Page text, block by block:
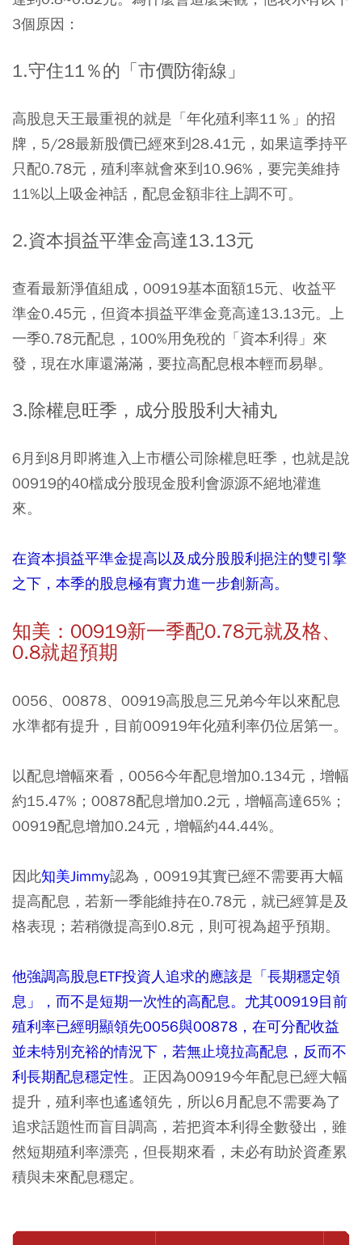
3個原因：
1.守住11％的「市價防衛線」
高股息天王最重視的就是「年化殖利率11％」的招
牌，5/28最新股價已經來到28.41元，如果這季持平
只配0.78元，殖利率就會來到10.96%，要完美維持
11%以上吸金神話，配息金額非往上調不可。
2.資本損益平準金高達13.13元
查看最新淨值組成，00919基本面額15元、收益平
準金0.45元，但資本損益平準金竟高達13.13元。上
一季0.78元配息，100%用免稅的「資本利得」來
發，現在水庫還滿滿，要拉高配息根本輕而易舉。
3.除權息旺季，成分股股利大補丸
6月到8月即將進入上市櫃公司除權息旺季，也就是說
00919的40檔成分股現金股利會源源不絕地灌進
來。
在資本損益平準金提高以及成分股股利挹注的雙引擎
之下，本季的股息極有實力進一步創新高。
知美：00919新一季配0.78元就及格、
0.8就超預期
0056、00878、00919高股息三兄弟今年以來配息
水準都有提升，目前00919年化殖利率仍位居第一。
以配息增幅來看，0056今年配息增加0.134元，增幅
約15.47%；00878配息增加0.2元，增幅高達65%；
00919配息增加0.24元，增幅約44.44%。
因此知美Jimmy認為，00919其實已經不需要再大幅
提高配息，若新一季能維持在0.78元，就已經算是及
格表現；若稍微提高到0.8元，則可視為超乎預期。
他強調高股息ETF投資人追求的應該是「長期穩定領
息」，而不是短期一次性的高配息。尤其00919目前
殖利率已經明顯領先0056與00878，在可分配收益
並未特別充裕的情況下，若無止境拉高配息，反而不
利長期配息穩定性。正因為00919今年配息已經大幅
提升，殖利率也遙遙領先，所以6月配息不需要為了
追求話題性而盲目調高，若把資本利得全數發出，雖
然短期殖利率漂亮，但長期來看，未必有助於資產累
積與未來配息穩定。